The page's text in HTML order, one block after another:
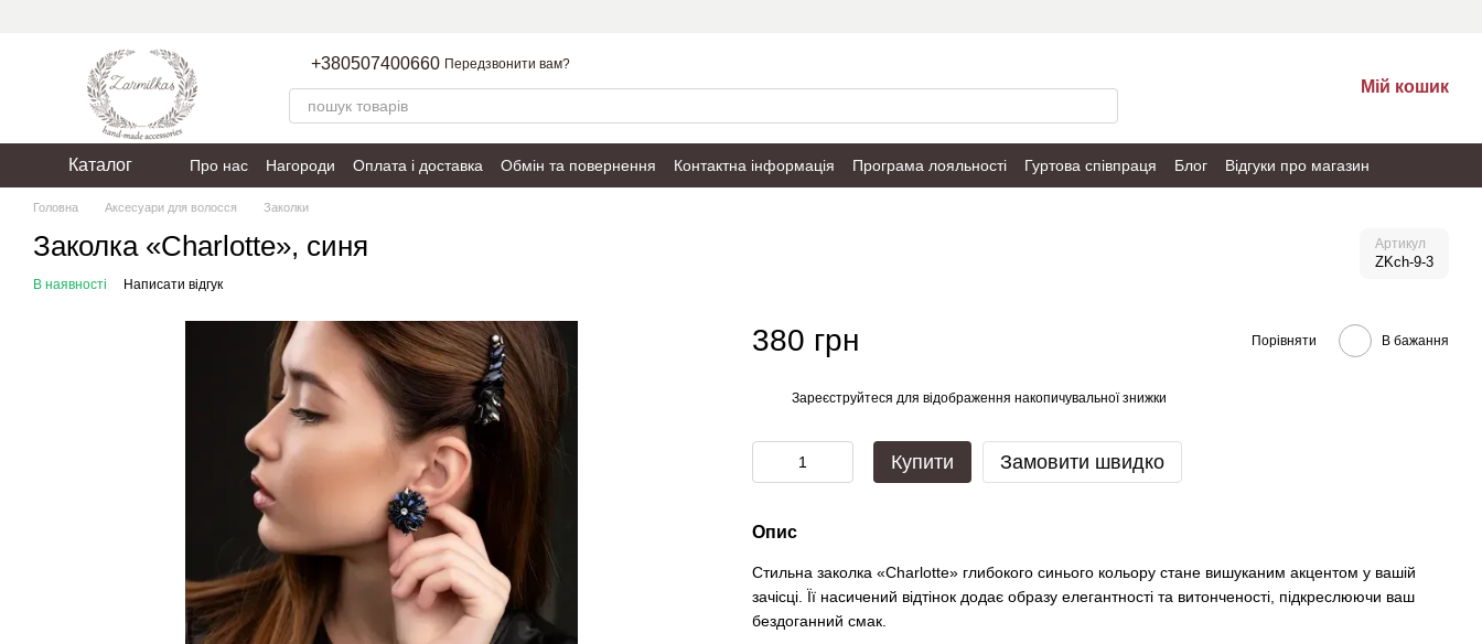
+380507400660 Передзвонити вам?
Мій кошик
Каталог Про нас Нагороди Оплата і доставка Обмін та повернення Контактна інформація Програма лояльності Гуртова співпраця Блог
Відгуки про магазин
Пакування
Політика конфіденційності Публічний договір
Головна Аксесуари для волосся Заколки
Заколка «Charlotte», синя Артикул
ZKch-9-3
В наявності Написати відгук
380 грн Порівняти В бажання
Зареєструйтеся для відображення накопичувальної знижки
Купити Замовити швидко
Опис
Стильна заколка «Charlotte» глибокого синього кольору стане вишуканим акцентом у вашій
зачісці. Її насичений відтінок додає образу елегантності та витонченості, підкреслюючи ваш
бездоганний смак.